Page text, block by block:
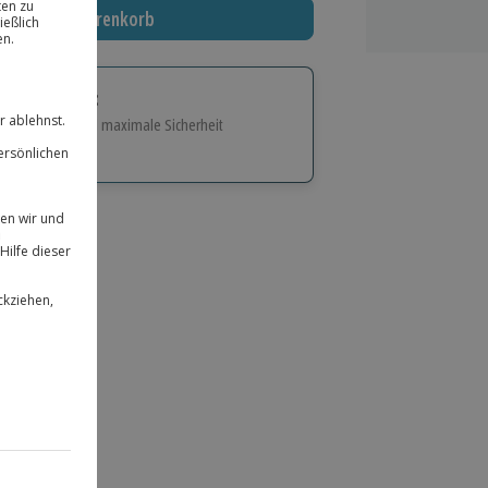
In den Warenkorb
Geschenk:
Flexibilität und maximale Sicherheit
für alle Erlebnisse einlösbar.
verlängerbar.